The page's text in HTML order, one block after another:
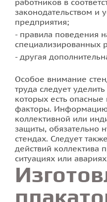
законодательством и
предприятия;
правила поведения
специализированных
другая
Особое внимание
труда следует
которых есть
факторы. Информацию
коллективной или
защиты, обязательно
стендах. Следует
действий коллектива
ситуациях или